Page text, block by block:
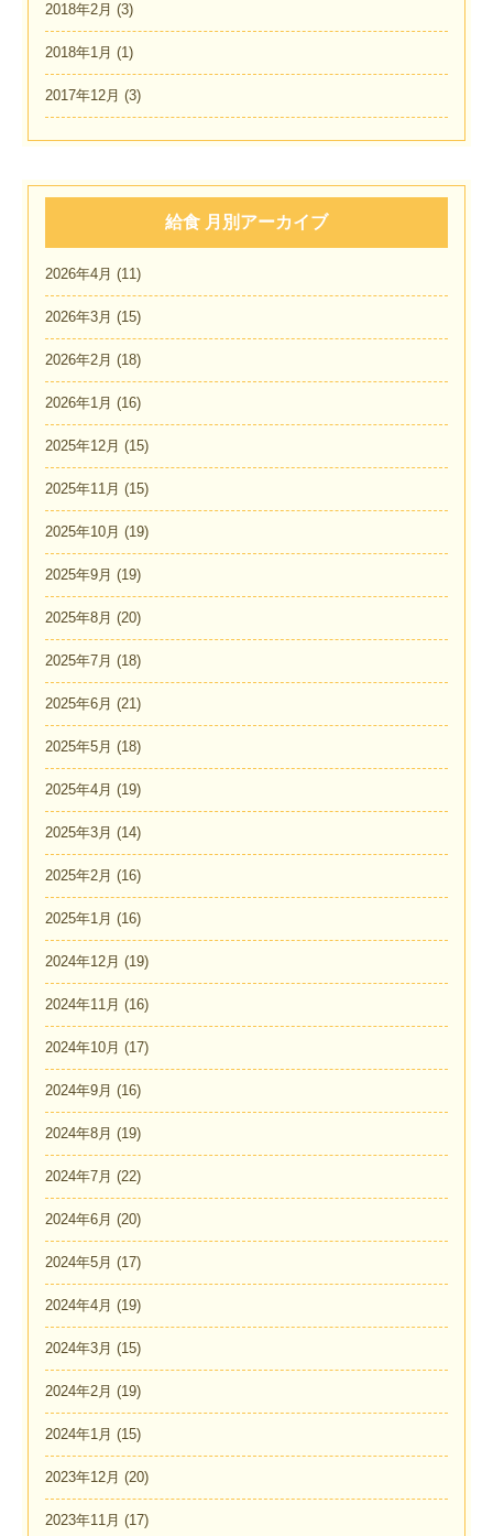
2018年2月 (3)
2018年1月 (1)
2017年12月 (3)
給食 月別アーカイブ
2026年4月 (11)
2026年3月 (15)
2026年2月 (18)
2026年1月 (16)
2025年12月 (15)
2025年11月 (15)
2025年10月 (19)
2025年9月 (19)
2025年8月 (20)
2025年7月 (18)
2025年6月 (21)
2025年5月 (18)
2025年4月 (19)
2025年3月 (14)
2025年2月 (16)
2025年1月 (16)
2024年12月 (19)
2024年11月 (16)
2024年10月 (17)
2024年9月 (16)
2024年8月 (19)
2024年7月 (22)
2024年6月 (20)
2024年5月 (17)
2024年4月 (19)
2024年3月 (15)
2024年2月 (19)
2024年1月 (15)
2023年12月 (20)
2023年11月 (17)